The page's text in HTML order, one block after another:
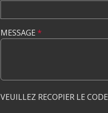
MESSAGE *
VEUILLEZ RECOPIER LE CODE